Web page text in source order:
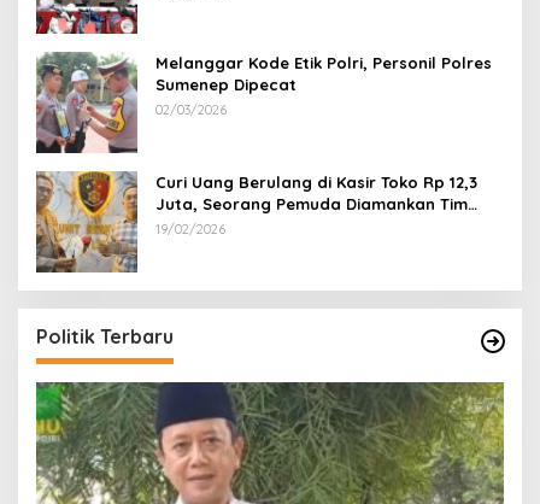
Melanggar Kode Etik Polri, Personil Polres
Sumenep Dipecat
02/03/2026
Curi Uang Berulang di Kasir Toko Rp 12,3
Juta, Seorang Pemuda Diamankan Tim
Reskrim Polsek Lenteng Sumenep
19/02/2026
Politik Terbaru